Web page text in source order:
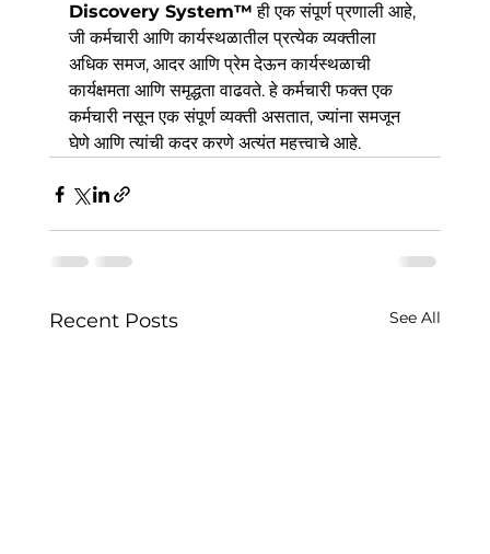
Discovery System™ ही एक संपूर्ण प्रणाली आहे,
जी कर्मचारी आणि कार्यस्थळातील प्रत्येक व्यक्तीला
अधिक समज, आदर आणि प्रेम देऊन कार्यस्थळाची
कार्यक्षमता आणि समृद्धता वाढवते. हे कर्मचारी फक्त एक
कर्मचारी नसून एक संपूर्ण व्यक्ती असतात, ज्यांना समजून
घेणे आणि त्यांची कदर करणे अत्यंत महत्त्वाचे आहे.
Recent Posts See All